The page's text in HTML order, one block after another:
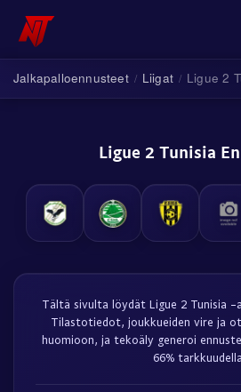
Jalkapalloennusteet / Liigat / Ligue 2
Ligue 2 Tunisia
Tältä sivulta löydät Ligue 2 Tunisia -
Tilastotiedot, joukkueiden vire ja
huomioon, ja tekoäly generoi
66%